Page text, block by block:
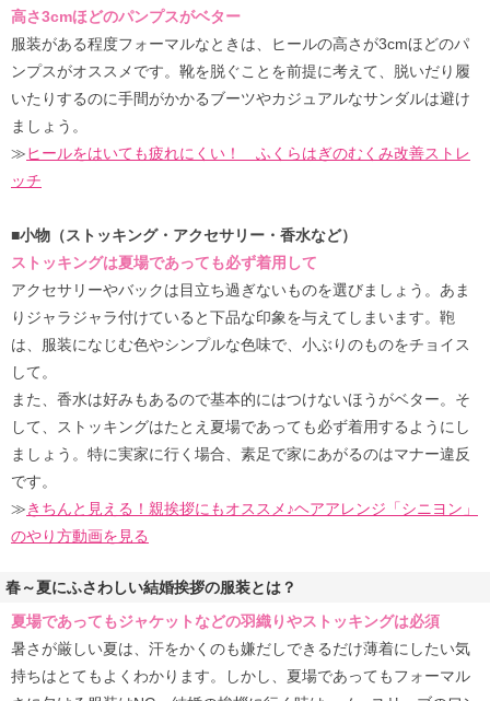
高さ3cmほどのパンプスがベター
服装がある程度フォーマルなときは、ヒールの高さが3cmほどのパ
ンプスがオススメです。靴を脱ぐことを前提に考えて、脱いだり履
いたりするのに手間がかかるブーツやカジュアルなサンダルは避け
ましょう。
≫ヒールをはいても疲れにくい！ ふくらはぎのむくみ改善ストレ
ッチ
■小物（ストッキング・アクセサリー・香水など）
ストッキングは夏場であっても必ず着用して
アクセサリーやバックは目立ち過ぎないものを選びましょう。あま
りジャラジャラ付けていると下品な印象を与えてしまいます。鞄
は、服装になじむ色やシンプルな色味で、小ぶりのものをチョイス
して。
また、香水は好みもあるので基本的にはつけないほうがベター。そ
して、ストッキングはたとえ夏場であっても必ず着用するようにし
ましょう。特に実家に行く場合、素足で家にあがるのはマナー違反
です。
≫きちんと見える！親挨拶にもオススメ♪ヘアアレンジ「シニヨン」
のやり方動画を見る
春～夏にふさわしい結婚挨拶の服装とは？
夏場であってもジャケットなどの羽織りやストッキングは必須
暑さが厳しい夏は、汗をかくのも嫌だしできるだけ薄着にしたい気
持ちはとてもよくわかります。しかし、夏場であってもフォーマル